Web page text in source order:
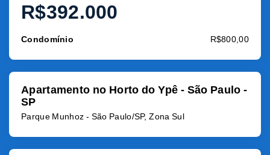
R$392.000
Condomínio R$800,00
Apartamento no Horto do Ypê - São Paulo -
SP
Parque Munhoz - São Paulo/SP, Zona Sul